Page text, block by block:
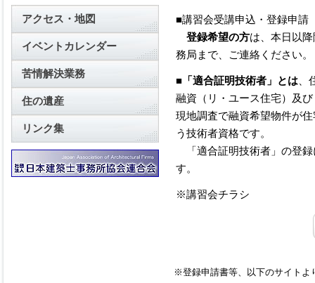
■講習会受講申込・登録申請
登録希望の方は、本日以
務局まで、ご連絡ください。
■ 「適合証明技術者」とは
融資（リ・ユース住宅）及
現地調査で融資希望物件が
う技術者資格です。
「適合証明技術者」の登録
す。
※講習会チラシ
※登録申請書等、以下のサイトよ
アクセス・地図
イベントカレンダー
苦情解決業務
住の遺産
リンク集